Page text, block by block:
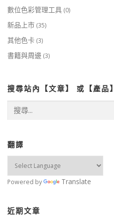
數位色彩管理工具 (0)
新品上市 (35)
其他色卡 (3)
書籍與周邊 (3)
搜尋站內【文章】 或【產品】
字:
翻譯
Powered by Translate
近期文章